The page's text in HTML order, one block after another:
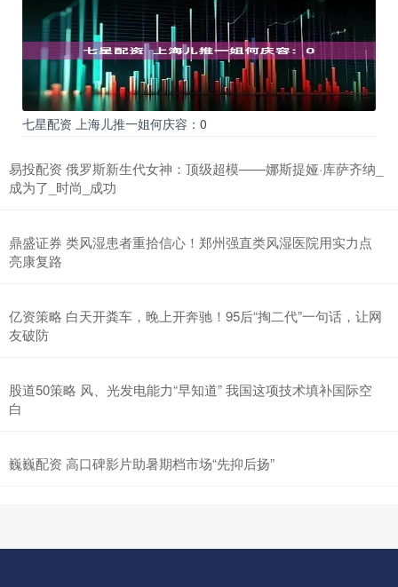
七星配资 上海儿推一姐何庆容：0
易投配资 俄罗斯新生代女神：顶级超模——娜斯提娅·库萨齐纳_
成为了_时尚_成功
鼎盛证券 类风湿患者重拾信心！郑州强直类风湿医院用实力点
亮康复路
亿资策略 白天开粪车，晚上开奔驰！95后“掏二代”一句话，让网
友破防
股道50策略 风、光发电能力“早知道” 我国这项技术填补国际空
白
巍巍配资 高口碑影片助暑期档市场“先抑后扬”